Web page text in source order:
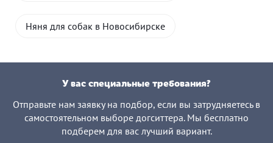
Няня для собак в Новосибирске
У вас специальные требования?
Отправьте нам заявку на подбор, если вы затрудняетесь в
самостоятельном выборе догситтера. Мы бесплатно
подберем для вас лучший вариант.